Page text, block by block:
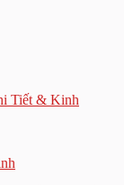
Tiết & Kinh